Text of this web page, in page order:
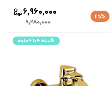
25%
9,280,000
6,960,000